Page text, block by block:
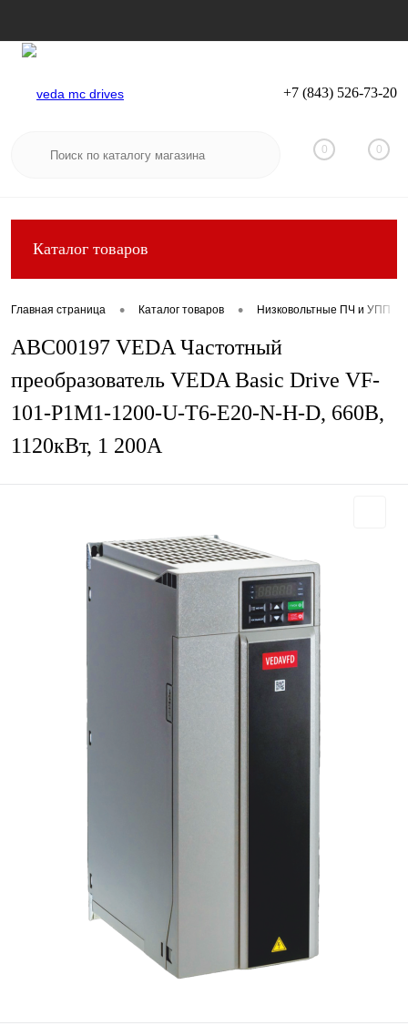
Вход Регистрация
+7 (843) 526-73-20
0 0
Каталог товаров
Главная страница • Каталог товаров • Низковольтные ПЧ и УПП
ABC00197 VEDA Частотный
преобразователь VEDA Basic Drive VF-
101-P1M1-1200-U-T6-E20-N-H-D, 660В,
1120кВт, 1 200А